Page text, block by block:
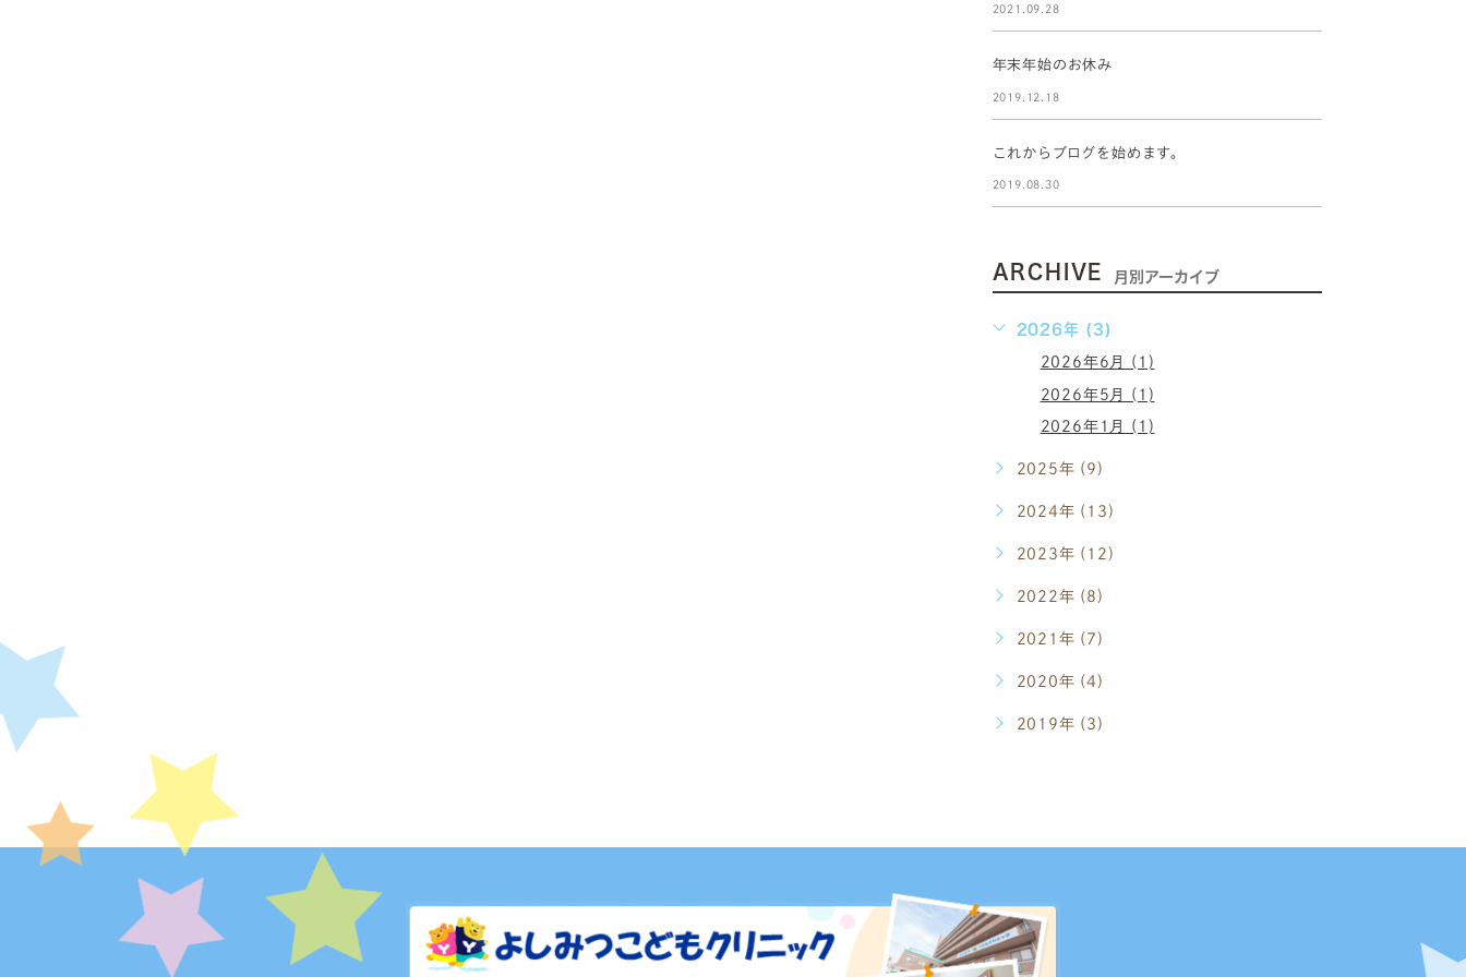
2021.09.28
年末年始のお休み
2019.12.18
これからブログを始めます。
2019.08.30
ARCHIVE 月別アーカイブ
2026年 (3)
2026年6月 (1)
2026年5月 (1)
2026年1月 (1)
2025年 (9)
2024年 (13)
2023年 (12)
2022年 (8)
2021年 (7)
2020年 (4)
2019年 (3)